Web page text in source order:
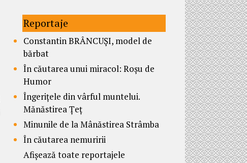
Reportaje
Constantin BRÂNCUȘI, model de
bărbat
În căutarea unui miracol: Roșu de
Humor
Îngerițele din vârful muntelui.
Mănăstirea Țeț
Minunile de la Mânăstirea Strâmba
În căutarea nemuririi
Afișează toate reportajele